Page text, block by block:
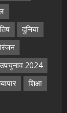
दुनिया
2024
शिक्षा